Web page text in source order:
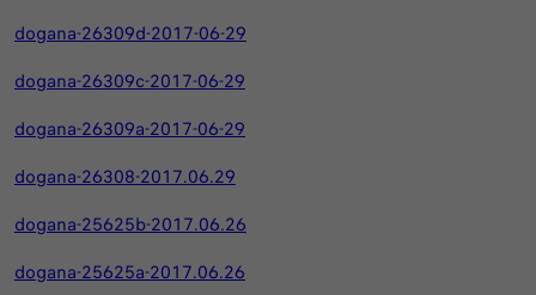
dogana-26309d-2017-06-29
dogana-26309c-2017-06-29
dogana-26309a-2017-06-29
dogana-26308-2017.06.29
dogana-25625b-2017.06.26
dogana-25625a-2017.06.26